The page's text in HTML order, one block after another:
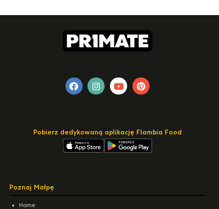
Pobierz dedykowaną aplikację Flambia Food
Poznaj Małpę
Home